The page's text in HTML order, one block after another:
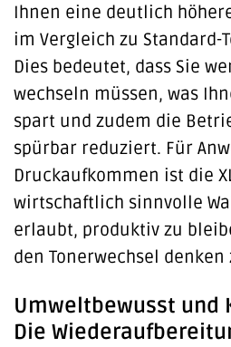
Ihnen eine deutlich
im Vergleich zu Standard-
Dies bedeutet, dass Sie
wechseln müssen, was
spart und zudem die
spürbar reduziert. Für
Druckaufkommen ist die
wirtschaftlich sinnvolle
erlaubt, produktiv zu
den Tonerwechsel denken
Umweltbewusst und
Die